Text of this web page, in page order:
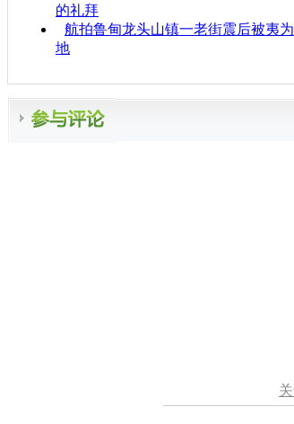
的礼拜
航拍鲁甸龙头山镇一老街震后被夷
地